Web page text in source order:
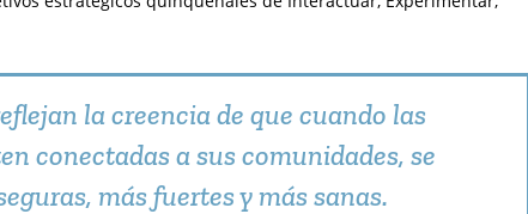
la creencia de que cuando las
conectadas a sus comunidades, se
más fuertes y más sanas.